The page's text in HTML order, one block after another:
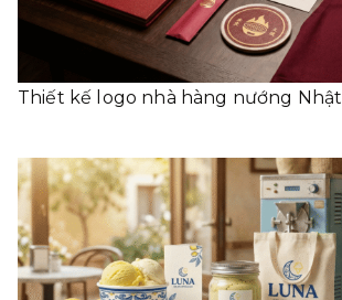
Thiết kế logo nhà hàng nướng Nhật